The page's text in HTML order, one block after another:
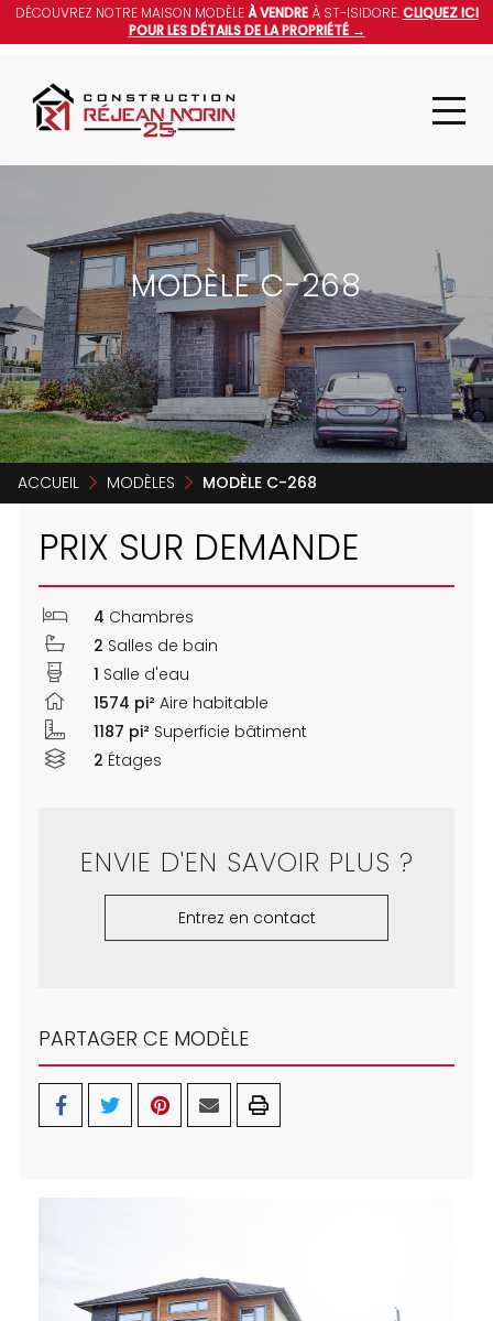
DÉCOUVREZ NOTRE MAISON MODÈLEÀ VENDREÀ ST-ISIDORE.CLIQUEZ ICI
POUR LES DÉTAILS DE LA PROPRIÉTÉ →
MODÈLE C-268
ACCUEIL MODÈLES MODÈLE C-268
PRIX SUR DEMANDE
4 Chambres
2 Salles de bain
1 Salle d'eau
1574 pi² Aire habitable
1187 pi² Superficie bâtiment
2 Étages
ENVIE D'EN SAVOIR PLUS ?
Entrez en contact
PARTAGER CE MODÈLE